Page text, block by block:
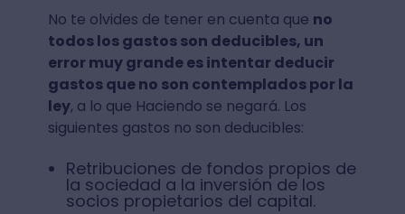
No te olvides de tener en cuenta que no
todos los gastos son deducibles, un
error muy grande es intentar deducir
gastos que no son contemplados por la
ley, a lo que Haciendo se negará. Los
siguientes gastos no son deducibles:
Retribuciones de fondos propios de
la sociedad a la inversión de los
socios propietarios del capital.